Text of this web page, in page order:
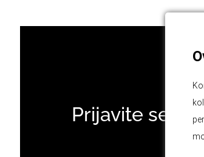
Prijavite se